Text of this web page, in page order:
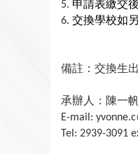
5. 申請表繳交
6. 交換學校如
備註：交換生
承辦人：陳一
E-mail:
Tel: 2939-3091